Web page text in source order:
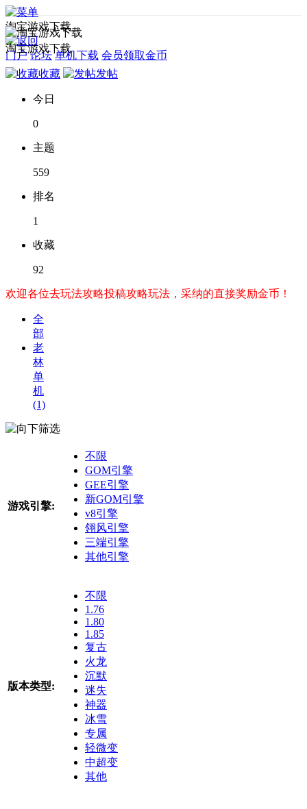
淘宝游戏下载
门户 论坛 单机下载 会员领取金币
淘宝游戏下载
收藏 发帖
今日
0
主题
559
排名
1
收藏
92
欢迎各位去玩法攻略投稿攻略玩法，采纳的直接奖励金币！
全
部
老
林
单
机
(1)
筛选
游戏引擎:
不限
GOM引擎
GEE引擎
新GOM引擎
v8引擎
翎风引擎
三端引擎
其他引擎
版本类型:
不限
1.76
1.80
1.85
复古
火龙
沉默
迷失
神器
冰雪
专属
轻微变
中超变
其他